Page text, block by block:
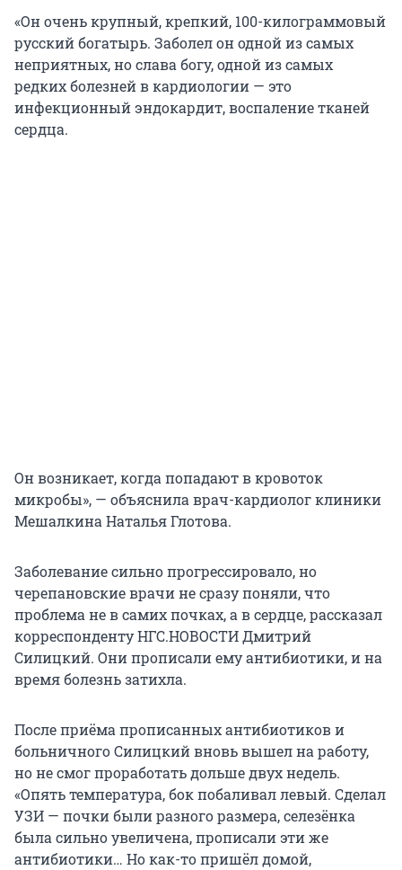
«Он очень крупный, крепкий, 100-килограммовый
русский богатырь. Заболел он одной из самых
неприятных, но слава богу, одной из самых
редких болезней в кардиологии — это
инфекционный эндокардит, воспаление тканей
сердца.
Он возникает, когда попадают в кровоток
микробы», — объяснила врач-кардиолог клиники
Мешалкина Наталья Глотова.
Заболевание сильно прогрессировало, но
черепановские врачи не сразу поняли, что
проблема не в самих почках, а в сердце, рассказал
корреспонденту НГС.НОВОСТИ Дмитрий
Силицкий. Они прописали ему антибиотики, и на
время болезнь затихла.
После приёма прописанных антибиотиков и
больничного Силицкий вновь вышел на работу,
но не смог проработать дольше двух недель.
«Опять температура, бок побаливал левый. Сделал
УЗИ — почки были разного размера, селезёнка
была сильно увеличена, прописали эти же
антибиотики… Но как-то пришёл домой,